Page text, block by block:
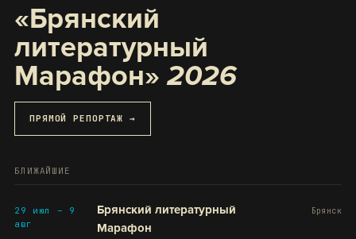
«Брянский
литературный
Марафон»2026
ПРЯМОЙ РЕПОРТАЖ →
БЛИЖАЙШИЕ
29 июл – 9
авг
Брянский литературный
Марафон
Брянск